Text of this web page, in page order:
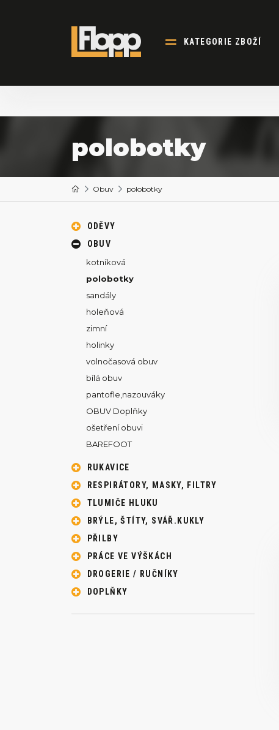
KATEGORIE ZBOŽÍ
polobotky
Obuv polobotky
ODĚVY
OBUV
kotníková
polobotky
sandály
holeňová
zimní
holinky
volnočasová obuv
bílá obuv
pantofle,nazouváky
OBUV Doplňky
ošetření obuvi
BAREFOOT
RUKAVICE
RESPIRÁTORY, MASKY, FILTRY
TLUMIČE HLUKU
BRÝLE, ŠTÍTY, SVÁŘ.KUKLY
PŘILBY
PRÁCE VE VÝŠKÁCH
DROGERIE / RUČNÍKY
DOPLŇKY